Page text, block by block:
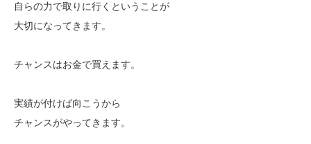
自らの力で取りに行くということが
大切になってきます。
チャンスはお金で買えます。
実績が付けば向こうから
チャンスがやってきます。